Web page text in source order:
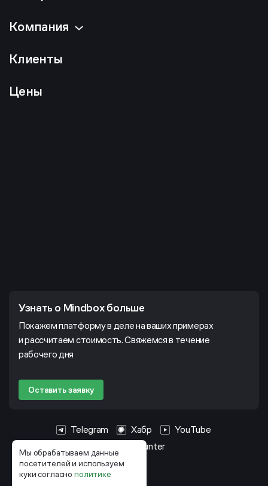
Мы обрабатываем данные
посетителей и используем
куки согласнополитике
Компания
Клиенты
Цены
Узнать о Mindbox больше
Покажем платформу в деле на ваших примерах
и рассчитаем стоимость. Свяжемся в течение
рабочего дня
Оставить заявку
Telegram Хабр
YouTube
HeadHunter